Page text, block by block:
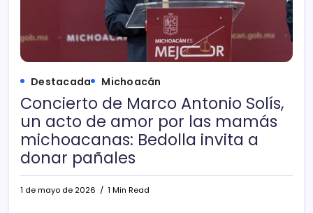
Destacada Michoacán
Concierto de Marco Antonio Solís,
un acto de amor por las mamás
michoacanas: Bedolla invita a
donar pañales
1 de mayo de 2026 1 Min Read